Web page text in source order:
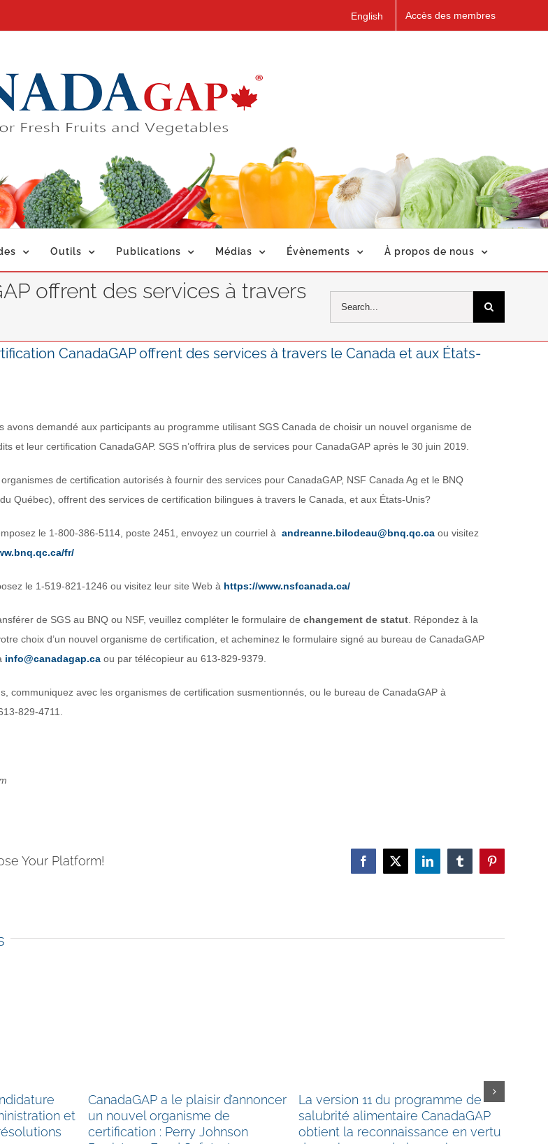
English Accès des membres
Outils Publications Médias Évènements À propos de nous
offrent des services à travers
for:
CanadaGAP offrent des services à travers le Canada et aux États-
avons demandé aux participants au programme utilisant SGS Canada de choisir un nouvel organisme de
et leur certification CanadaGAP. SGS n’offrira plus de services pour CanadaGAP après le 30 juin 2019.
de certification autorisés à fournir des services pour CanadaGAP, NSF Canada Ag et le BNQ
Québec), offrent des services de certification bilingues à travers le Canada, et aux États-Unis?
le 1-800-386-5114, poste 2451, envoyez un courriel à andreanne.bilodeau@bnq.qc.ca ou visitez
fr/
le 1-519-821-1246 ou visitez leur site Web à https://www.nsfcanada.ca/
de SGS au BNQ ou NSF, veuillez compléter le formulaire de changement de statut. Répondez à la
choix d’un nouvel organisme de certification, et acheminez le formulaire signé au bureau de CanadaGAP
info@canadagap.ca ou par télécopieur au 613-829-9379.
communiquez avec les organismes de certification susmentionnés, ou le bureau de CanadaGAP à
829-4711.
Your Platform! Facebook
X LinkedInTumblrPinterest
et
CanadaGAP a le plaisir d’annoncer
un nouvel organisme de
certification : Perry Johnson
La version 11 du programme de
salubrité alimentaire CanadaGAP
obtient la reconnaissance en vertu